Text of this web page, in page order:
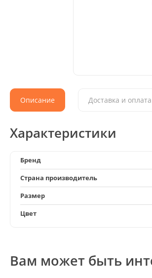
Описание Доставка и оплата
Характеристики
Бренд
Страна производитель
Размер
Цвет
Вам может быть